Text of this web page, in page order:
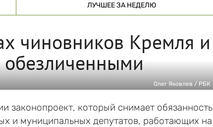
ЛУЧШЕЕ ЗА НЕДЕЛЮ
чиновников Кремля и
обезличенными
Олег Яковлев / РБК
законопроект, который снимает обязанность
и муниципальных депутатов, работающих на